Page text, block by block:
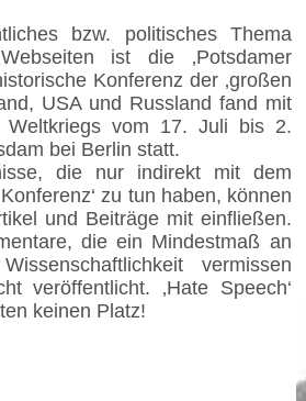
bzw. politisches Thema
ist die ‚Potsdamer
Konferenz der ‚großen
USA und Russland fand mit
Weltkriegs vom 17. Juli bis 2.
bei Berlin statt.
die nur indirekt mit dem
zu tun haben, können
und Beiträge mit einfließen.
die ein Mindestmaß an
vermissen
veröffentlicht. ‚Hate Speech‘
keinen Platz!